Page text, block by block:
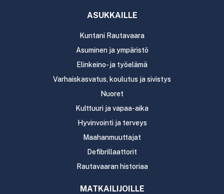
ASUKKAILLE
Kuntani Rautavaara
Asuminen ja ympäristö
Elinkeino- ja työelämä
Varhaiskasvatus, koulutus ja sivistys
Nuoret
Kulttuuri ja vapaa-aika
Hyvinvointi ja terveys
Maahanmuuttajat
Defibrillaattorit
Rautavaaran historiaa
MATKAILIJOILLE